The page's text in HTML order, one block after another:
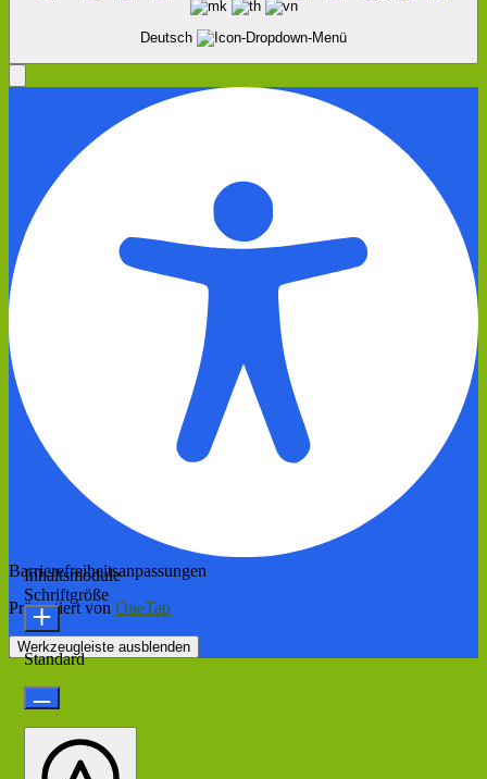
Deutsch
Barrierefreiheitsanpassungen
Präsentiert von OneTap
Werkzeugleiste ausblenden
Inhaltsmodule
Schriftgröße
Standard